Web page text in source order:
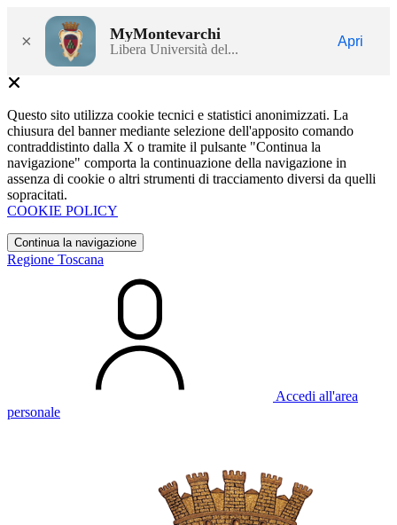
× MyMontevarchi
Libera Università del...
Apri
Questo sito utilizza cookie tecnici e statistici anonimizzati. La
chiusura del banner mediante selezione dell'apposito comando
contraddistinto dalla X o tramite il pulsante "Continua la
navigazione" comporta la continuazione della navigazione in
assenza di cookie o altri strumenti di tracciamento diversi da quelli
sopracitati.
COOKIE POLICY
Continua la navigazione
Regione Toscana
Accedi all'area
personale